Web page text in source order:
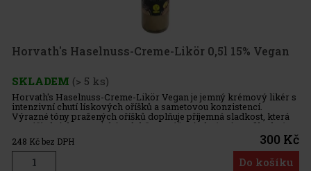
Horvath's Haselnuss-Creme-Likör 0,5l 15% Vegan
SKLADEM (> 5 ks)
Horvath's Haselnuss-Creme-Likör Vegan je jemný krémový likér s
intenzivní chutí lískových oříšků a sametovou konzistencí.
Výrazné tóny pražených oříšků doplňuje příjemná sladkost, která
vytváří plný, harmonický a dobře vyvážený chuťový profil. Chuťo
248 Kč bez DPH 300 Kč
Do košíku